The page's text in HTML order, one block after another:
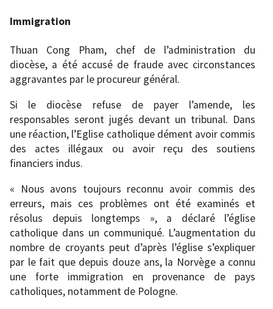
Immigration
Thuan Cong Pham, chef de l’administration du
diocèse, a été accusé de fraude avec circonstances
aggravantes par le procureur général.
Si le diocèse refuse de payer l’amende, les
responsables seront jugés devant un tribunal. Dans
une réaction, l’Eglise catholique dément avoir commis
des actes illégaux ou avoir reçu des soutiens
financiers indus.
« Nous avons toujours reconnu avoir commis des
erreurs, mais ces problèmes ont été examinés et
résolus depuis longtemps », a déclaré l’église
catholique dans un communiqué. L’augmentation du
nombre de croyants peut d’après l’église s’expliquer
par le fait que depuis douze ans, la Norvège a connu
une forte immigration en provenance de pays
catholiques, notamment de Pologne.